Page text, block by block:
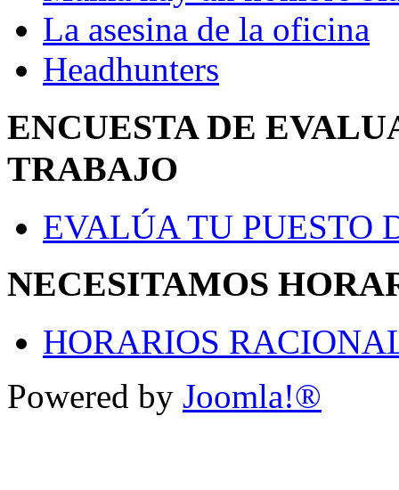
La asesina de la oficina
Headhunters
ENCUESTA DE
TRABAJO
EVALÚA TU PUESTO
NECESITAMOS
HORARIOS
Powered by Joomla!®